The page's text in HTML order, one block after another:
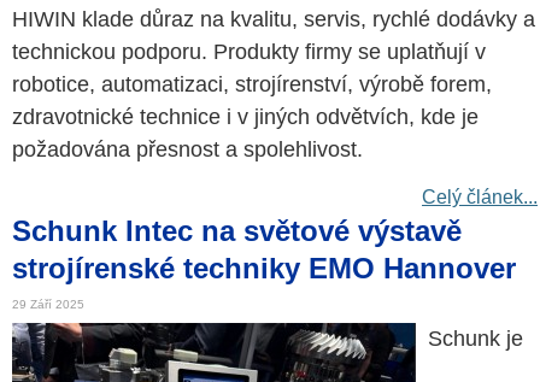
HIWIN klade důraz na kvalitu, servis, rychlé dodávky a
technickou podporu. Produkty firmy se uplatňují v
robotice, automatizaci, strojírenství, výrobě forem,
zdravotnické technice i v jiných odvětvích, kde je
požadována přesnost a spolehlivost.
Celý článek...
Schunk Intec na světové výstavě
strojírenské techniky EMO Hannover
29 Září 2025
Schunk je